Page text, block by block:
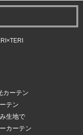
カーテン
テン
生地で
カーテン